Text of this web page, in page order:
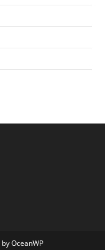
OceanWP